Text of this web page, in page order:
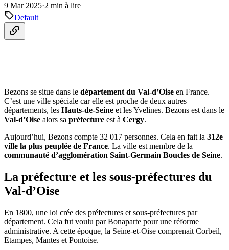
9 Mar 2025·2 min à lire
Default
Bezons se situe dans le département du Val-d’Oise en France.
C’est une ville spéciale car elle est proche de deux autres
départements, les Hauts-de-Seine et les Yvelines. Bezons est dans le
Val-d’Oise alors sa préfecture est à Cergy.
Aujourd’hui, Bezons compte 32 017 personnes. Cela en fait la 312e
ville la plus peuplée de France. La ville est membre de la
communauté d’agglomération Saint-Germain Boucles de Seine.
La préfecture et les sous-préfectures du
Val-d’Oise
En 1800, une loi crée des préfectures et sous-préfectures par
département. Cela fut voulu par Bonaparte pour une réforme
administrative. A cette époque, la Seine-et-Oise comprenait Corbeil,
Etampes, Mantes et Pontoise.